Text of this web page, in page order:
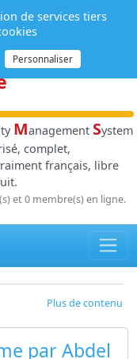
de
Management System
complet,
français, libre
et 0 membre(s) en ligne.
Plus de contenu
par Abdel
de services tiers
Personnaliser